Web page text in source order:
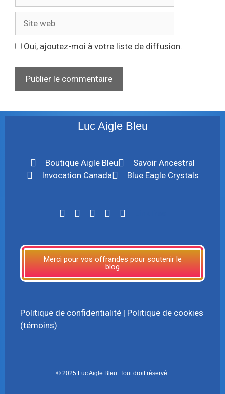
Oui, ajoutez-moi à votre liste de diffusion.
Luc Aigle Bleu
Boutique Aigle Bleu
Savoir Ancestral
Invocation Canada
Blue Eagle Crystals
Merci pour vos offrandes pour soutenir le
blog
Politique de confidentialité | Politique de cookies
(témoins)
© 2025 Luc Aigle Bleu. Tout droit réservé.